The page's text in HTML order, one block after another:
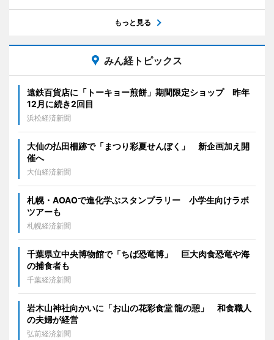
もっと見る
みん経トピックス
遠鉄百貨店に「トーキョー煎餅」期間限定ショップ 昨年
12月に続き2回目
浜松経済新聞
大仙の払田柵跡で「まつり彩夏せんぼく」 新企画加え開
催へ
大仙経済新聞
札幌・AOAOで進化学ぶスタンプラリー 小学生向けラボ
ツアーも
札幌経済新聞
千葉県立中央博物館で「ちば恐竜博」 巨大肉食恐竜や海
の捕食者も
千葉経済新聞
岩木山神社向かいに「お山の花彩食堂 龍の憩」 和食職人
の夫婦が経営
弘前経済新聞